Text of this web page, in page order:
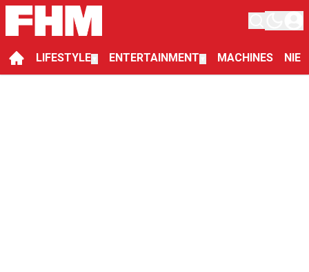
LIFESTYLE ENTERTAINMENT MACHINES